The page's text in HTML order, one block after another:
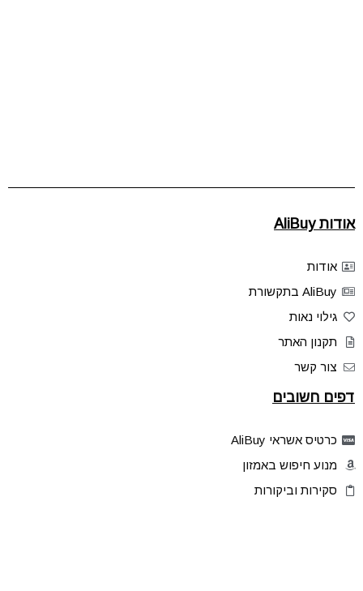
אודות AliBuy
אודות
AliBuy בתקשורת
גילוי נאות
תקנון האתר
צור קשר
דפים חשובים
כרטיס אשראי AliBuy
מנוע חיפוש באמזון
סקירות וביקורות